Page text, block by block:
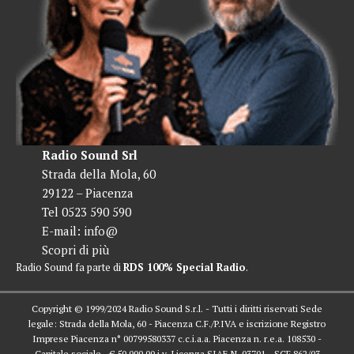
Radio Sound Srl
Strada della Mola, 60
29122 – Piacenza
Tel 0523 590 590
E-mail: info@
Scopri di più
Radio Sound fa parte diRDS 100% Special Radio.
Copyright © 1999/2024 Radio Sound S.r.l. - Tutti i diritti riservati Sede
legale: Strada della Mola, 60 - Piacenza C.F./P.IVA e iscrizione Registro
Imprese Piacenza n° 00799580337 c.c.i.a.a. Piacenza n. r.e.a. 108530 -